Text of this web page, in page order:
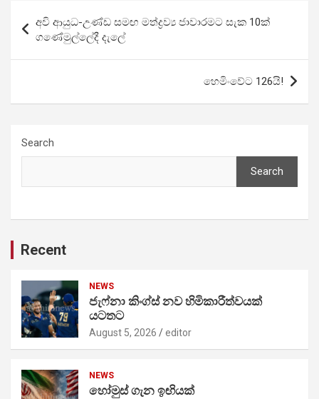
Post
navigation
අවි ආයුධ-උණ්ඩ සමඟ මත්ද්‍රව්‍ය ජාවා­ර­මට සැක 10ක්
ගණේ­මු­ල්ලේදී දැලේ
හෙමිංවේට 126යි!
Search
Search
Recent
NEWS
ජැෆ්නා කිංග්ස් නව හිමිකාරීත්වයක්
යටතට
August 5, 2026 editor
NEWS
හෝමුස් ගැන ඉඟියක්